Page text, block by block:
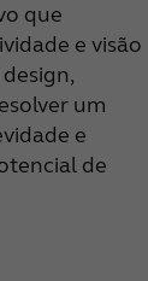
que
e visão
um
e
de